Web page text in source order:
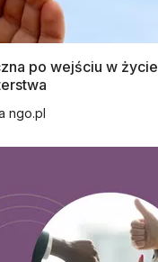
po wejściu w
ngo.pl